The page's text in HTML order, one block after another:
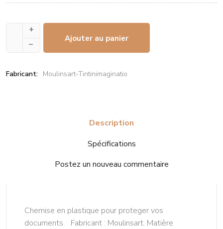
+
–
Ajouter au panier
Fabricant: Moulinsart-Tintinimaginatio
Description
Spécifications
Postez un nouveau commentaire
Chemise en plastique pour proteger vos
documents. Fabricant : Moulinsart. Matière